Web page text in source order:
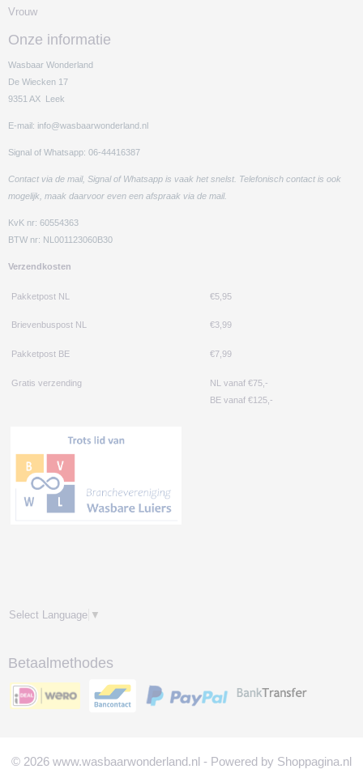
Vrouw
Onze informatie
Wasbaar Wonderland
De Wiecken 17
9351 AX Leek
E-mail: info@wasbaarwonderland.nl
Signal of Whatsapp: 06-44416387
Contact via de mail, Signal of Whatsapp is vaak het snelst. Telefonisch contact is ook
mogelijk, maak daarvoor even een afspraak via de mail.
KvK nr: 60554363
BTW nr: NL001123060B30
Verzendkosten
Pakketpost NL €5,95
Brievenbuspost NL €3,99
Pakketpost BE €7,99
Gratis verzending
NL vanaf €75,-
BE vanaf €125,-
Select Language ▼
Betaalmethodes
© 2026 www.wasbaarwonderland.nl - Powered by Shoppagina.nl